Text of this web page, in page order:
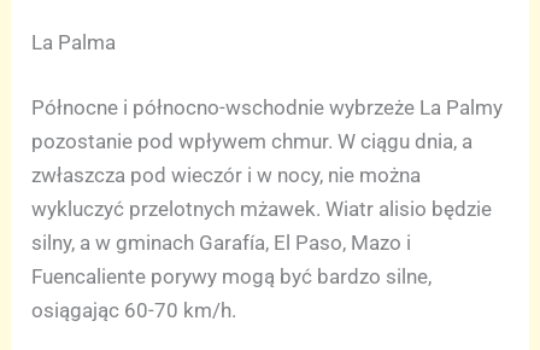
La Palma
Północne i północno-wschodnie wybrzeże La Palmy
pozostanie pod wpływem chmur. W ciągu dnia, a
zwłaszcza pod wieczór i w nocy, nie można
wykluczyć przelotnych mżawek. Wiatr alisio będzie
silny, a w gminach Garafía, El Paso, Mazo i
Fuencaliente porywy mogą być bardzo silne,
osiągając 60-70 km/h.